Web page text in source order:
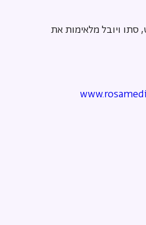
סתו ויובל מלאימות את